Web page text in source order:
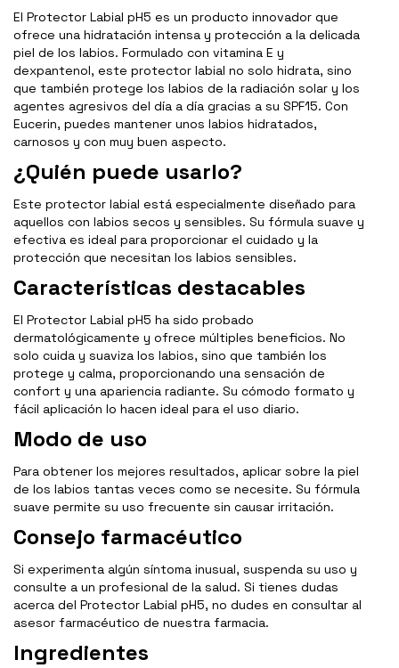
El Protector Labial pH5 es un producto innovador que
ofrece una hidratación intensa y protección a la delicada
piel de los labios. Formulado con vitamina E y
dexpantenol, este protector labial no solo hidrata, sino
que también protege los labios de la radiación solar y los
agentes agresivos del día a día gracias a su SPF15. Con
Eucerin, puedes mantener unos labios hidratados,
carnosos y con muy buen aspecto.
¿Quién puede usarlo?
Este protector labial está especialmente diseñado para
aquellos con labios secos y sensibles. Su fórmula suave y
efectiva es ideal para proporcionar el cuidado y la
protección que necesitan los labios sensibles.
Características destacables
El Protector Labial pH5 ha sido probado
dermatológicamente y ofrece múltiples beneficios. No
solo cuida y suaviza los labios, sino que también los
protege y calma, proporcionando una sensación de
confort y una apariencia radiante. Su cómodo formato y
fácil aplicación lo hacen ideal para el uso diario.
Modo de uso
Para obtener los mejores resultados, aplicar sobre la piel
de los labios tantas veces como se necesite. Su fórmula
suave permite su uso frecuente sin causar irritación.
Consejo farmacéutico
Si experimenta algún síntoma inusual, suspenda su uso y
consulte a un profesional de la salud. Si tienes dudas
acerca del Protector Labial pH5, no dudes en consultar al
asesor farmacéutico de nuestra farmacia.
Ingredientes